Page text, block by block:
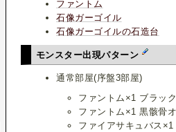
ファントム
石像ガーゴイル
石像ガーゴイルの石造台
モンスター出現パターン
通常部屋(序盤3部屋)
ファントム×1 ブラッ
ファントム×1 黒骸骨
ファイアサキュバス